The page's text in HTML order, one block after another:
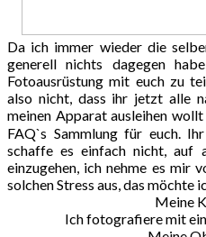
Da ich immer wieder die
generell nichts dagegen
Fotoausrüstung mit euch zu
also nicht, dass ihr jetzt alle
meinen Apparat ausleihen
FAQ`s Sammlung für euch.
schaffe es einfach nicht, auf
einzugehen, ich nehme es mir
solchen Stress aus, das möchte
Meine
Ich fotografiere mit